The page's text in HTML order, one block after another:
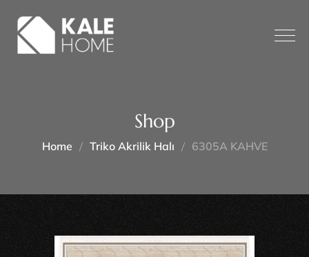
Shop
Home Triko Akrilik Halı 6305A KAHVE